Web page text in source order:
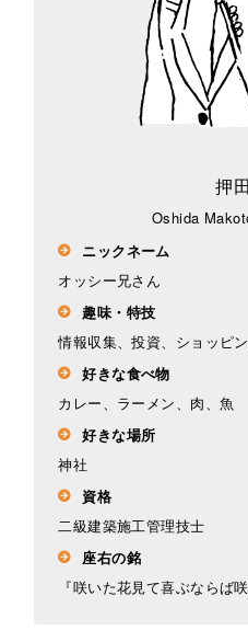
押
Oshida
ニックネーム
オッシー兄さん
趣味・特技
情報収集、投資、ショッピ
好きな食べ物
カレー、ラーメン、肉、魚
好きな場所
神社
資格
二級建築施工管理技士
座右の銘
『咲いた花見て喜ぶならば